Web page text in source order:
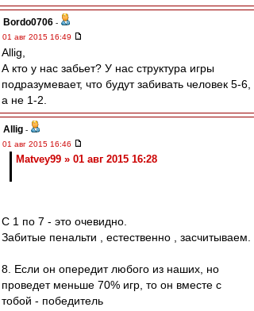
Bordo0706 -
01 авг 2015 16:49
Allig,
А кто у нас забьет? У нас структура игры
подразумевает, что будут забивать человек 5-6,
а не 1-2.
Allig -
01 авг 2015 16:46
Matvey99 » 01 авг 2015 16:28
С 1 по 7 - это очевидно.
Забитые пенальти , естественно , засчитываем.
8. Если он опередит любого из наших, но
проведет меньше 70% игр, то он вместе с
тобой - победитель